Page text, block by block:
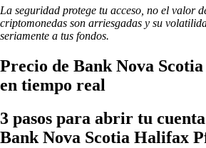
La seguridad protege tu acceso, no el valor
criptomonedas son arriesgadas y su
seriamente a tus fondos.
Precio de Bank Nova
en tiempo real
3 pasos para abrir tu
Bank Nova Scotia Halifax